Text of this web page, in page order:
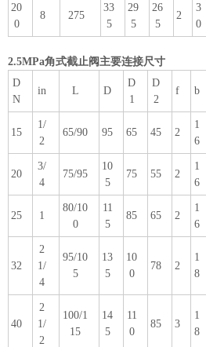
20
0
8 275
33
5
29
5
26
5
2
3
0
2.5MPa角式截止阀主要连接尺寸
D
N
in L D
D
1
D
2
f b
15
1/
2
65/90 95 65 45 2
1
6
20
3/
4
75/95
10
5
75 55 2
1
6
25 1
80/10
0
11
5
85 65 2
1
6
32
2
1/
4
95/10
5
13
5
10
0
78 2
1
8
40
2
1/
2
100/1
15
14
5
11
0
85 3
1
8